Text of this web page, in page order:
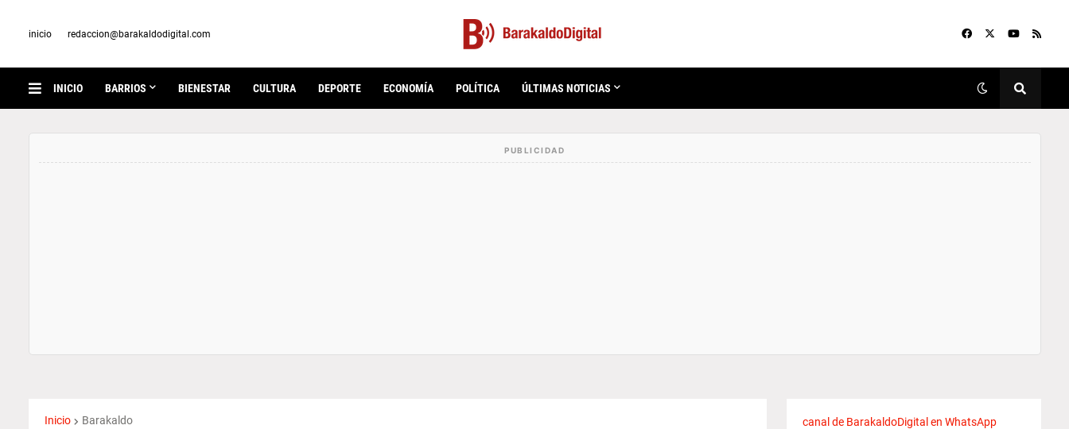
inicio redaccion@barakaldodigital.com
INICIO BARRIOS BIENESTAR CULTURA DEPORTE ECONOMÍA POLÍTICA ÚLTIMAS NOTICIAS
Inicio Barakaldo canal de BarakaldoDigital en WhatsApp